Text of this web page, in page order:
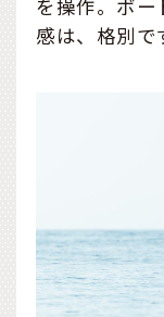
を操作。ボ
感は、格別で